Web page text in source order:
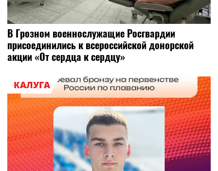
В Грозном военнослужащие Росгвардии
присоединились к всероссийской донорской
акции «От сердца к сердцу»
КАЛУГА